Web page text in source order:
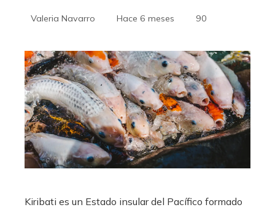
Valeria Navarro Hace 6 meses 90
Kiribati es un Estado insular del Pacífico formado